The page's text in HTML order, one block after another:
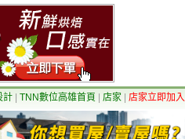
計 TNN數位高雄首頁 店家 店家立即加入